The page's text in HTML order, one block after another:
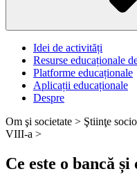
Idei de activități
Resurse educaționale
Platforme educaționale
Aplicații educaționale
Despre
Om şi societate > Ştiinţe
VIII-a >
Ce este o bancă și